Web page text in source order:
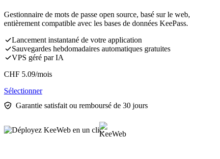
Gestionnaire de mots de passe open source, basé sur le web,
entièrement compatible avec les bases de données KeePass.
Lancement instantané de votre application
Sauvegardes hebdomadaires automatiques gratuites
VPS géré par IA
CHF 5.09/mois
Sélectionner
Garantie satisfait ou remboursé de 30 jours